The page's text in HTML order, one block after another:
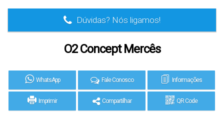
Dúvidas? Nós ligamos!
O2 Concept Mercês
WhatsApp Fale Conosco Informações
Imprimir Compartilhar QR Code